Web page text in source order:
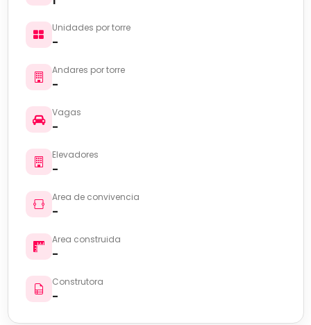
Unidades por torre
-
Andares por torre
-
Vagas
-
Elevadores
-
Area de convivencia
-
Area construida
-
Construtora
-